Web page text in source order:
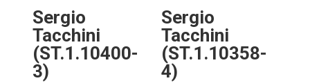
Sergio
Tacchini
(ST.1.10400-
3)
Sergio
Tacchini
(ST.1.10358-
4)